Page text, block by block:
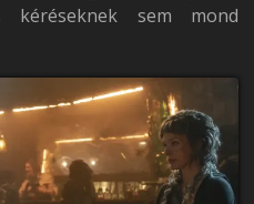
kéréseknek sem mond